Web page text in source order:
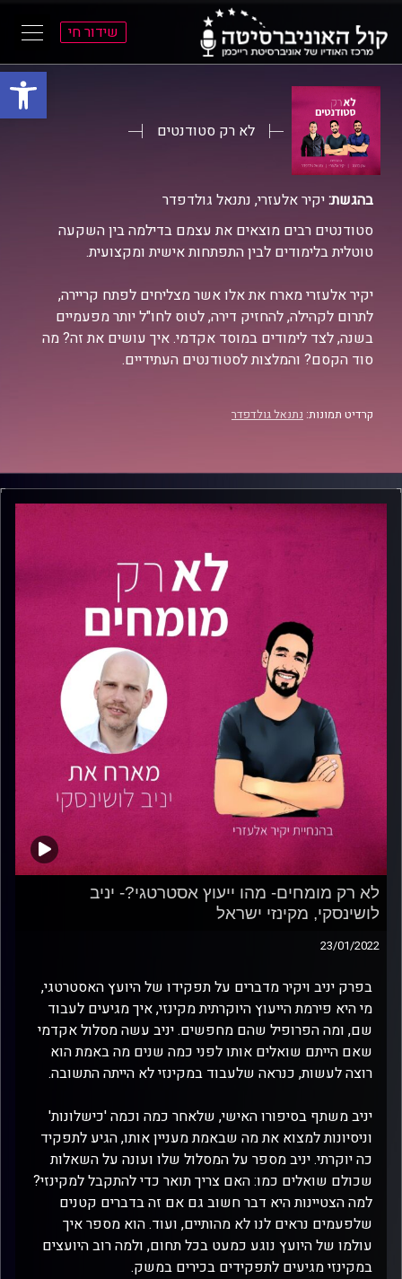
פתח
התפריט
התוכן
שידור חי
לא רק סטודנטים
בהגשת:יקיר אלעזרי, נתנאל גולדפדר
סטודנטים רבים מוצאים את עצמם בדילמה בין השקעה
טוטלית בלימודים לבין התפתחות אישית ומקצועית.
יקיר אלעזרי מארח את אלו אשר מצליחים לפתח קריירה,
לתרום לקהילה, להחזיק דירה, לטוס לחו"ל יותר מפעמיים
בשנה, לצד לימודים במוסד אקדמי. איך עושים את זה? מה
סוד הקסם? והמלצות לסטודנטים העתידיים.
קרדיט תמונות: נתנאל גולדפדר
לא רק מומחים- מהו ייעוץ אסטרטגי?- יניב
לושינסקי, מקינזי ישראל
23/01/2022
בפרק יניב ויקיר מדברים על תפקידו של היועץ האסטרטגי,
מי היא פירמת הייעוץ היוקרתית מקינזי, איך מגיעים לעבוד
שם, ומה הפרופיל שהם מחפשים. יניב עשה מסלול אקדמי
שאם הייתם שואלים אותו לפני כמה שנים מה באמת הוא
רוצה לעשות, כנראה שלעבוד במקינזי לא הייתה התשובה.
יניב משתף בסיפורו האישי, שלאחר כמה וכמה 'כישלונות'
וניסיונות למצוא את מה שבאמת מעניין אותו, הגיע לתפקיד
כה יוקרתי. יניב מספר על המסלול שלו ועונה על השאלות
שכולם שואלים כמו: האם צריך תואר כדי להתקבל למקינזי?
למה הצטיינות היא דבר חשוב גם אם זה בדברים קטנים
שלפעמים נראים לנו לא מהותיים, ועוד. הוא מספר איך
עולמו של היועץ נוגע כמעט בכל תחום, ולמה רוב היועצים
במקינזי מגיעים לתפקידים בכירים במשק.